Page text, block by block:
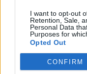
I want to opt-out
Retention, Sale,
Personal Data
Purposes for
Opted Out
CONFIRM